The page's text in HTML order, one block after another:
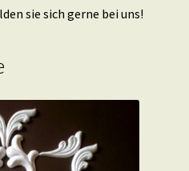
sie sich gerne bei uns!